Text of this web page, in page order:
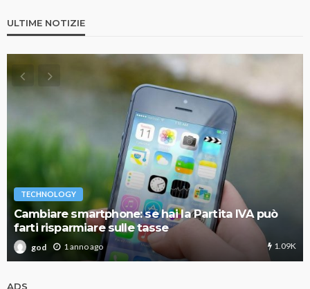
ULTIME NOTIZIE
TECHNOLOGY
Cambiare smartphone: se hai la Partita IVA può
farti risparmiare sulle tasse
god 1 anno ago 1.09K
ADS